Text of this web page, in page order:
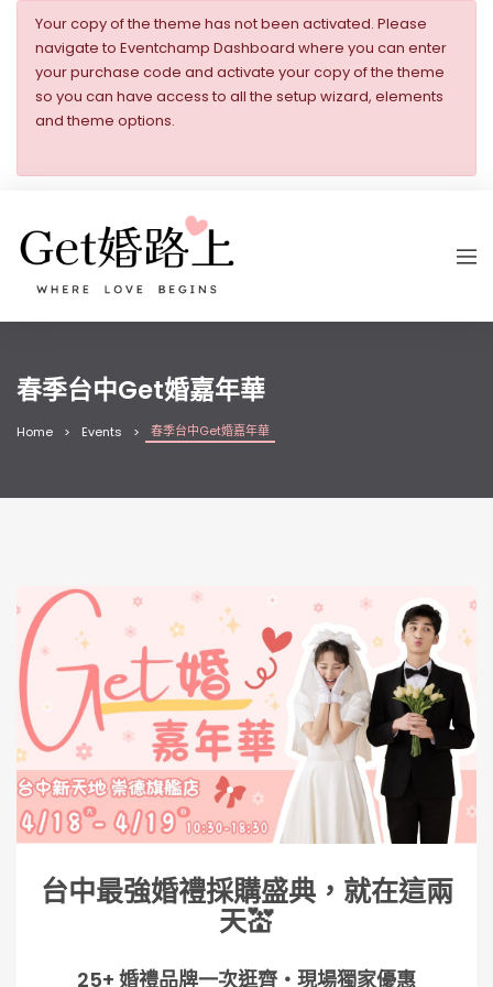
Your copy of the theme has not been activated. Please
navigate to Eventchamp Dashboard where you can enter
your purchase code and activate your copy of the theme
so you can have access to all the setup wizard, elements
and theme options.
春季台中Get婚嘉年華
Home Events 春季台中Get婚嘉年華
台中最強婚禮採購盛典，就在這兩
天💒
25+ 婚禮品牌一次逛齊・現場獨家優惠